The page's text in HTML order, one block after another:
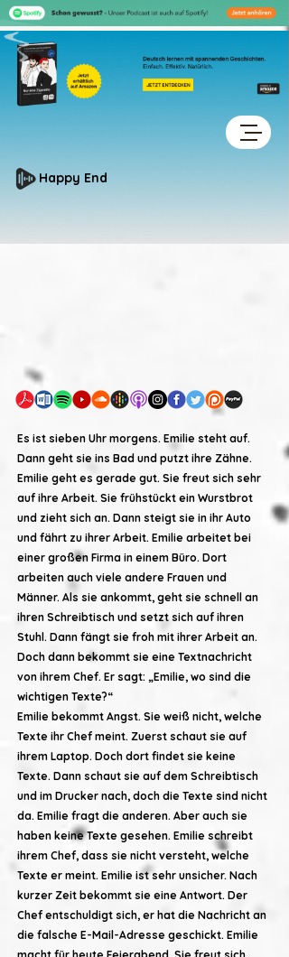
Happy End
Es ist sieben Uhr morgens. Emilie steht auf.
Dann geht sie ins Bad und putzt ihre Zähne.
Emilie geht es gerade gut. Sie freut sich sehr
auf ihre Arbeit. Sie frühstückt ein Wurstbrot
und zieht sich an. Dann steigt sie in ihr Auto
und fährt zu ihrer Arbeit. Emilie arbeitet bei
einer großen Firma in einem Büro. Dort
arbeiten auch viele andere Frauen und
Männer. Als sie ankommt, geht sie schnell an
ihren Schreibtisch und setzt sich auf ihren
Stuhl. Dann fängt sie froh mit ihrer Arbeit an.
Doch dann bekommt sie eine Textnachricht
von ihrem Chef. Er sagt: „Emilie, wo sind die
wichtigen Texte?“
Emilie bekommt Angst. Sie weiß nicht, welche
Texte ihr Chef meint. Zuerst schaut sie auf
ihrem Laptop. Doch dort findet sie keine
Texte. Dann schaut sie auf dem Schreibtisch
und im Drucker nach, doch die Texte sind nicht
da. Emilie fragt die anderen. Aber auch sie
haben keine Texte gesehen. Emilie schreibt
ihrem Chef, dass sie nicht versteht, welche
Texte er meint. Emilie ist sehr unsicher. Nach
kurzer Zeit bekommt sie eine Antwort. Der
Chef entschuldigt sich, er hat die Nachricht an
die falsche E-Mail-Adresse geschickt. Emilie